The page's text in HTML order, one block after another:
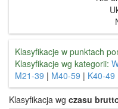
Klasyfikacje w punktach
Klasyfikacje wg kategorii:
M21-39 | M40-59 | K40-49
Klasyfikacja wg czasu